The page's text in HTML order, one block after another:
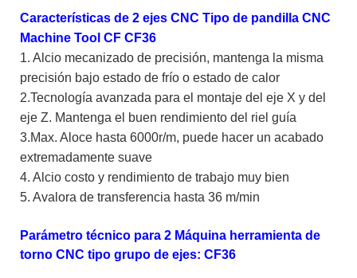
Características de 2 ejes CNC Tipo de pandilla CNC
Machine Tool CF CF36
1. Alcio mecanizado de precisión, mantenga la misma
precisión bajo estado de frío o estado de calor
2.Tecnología avanzada para el montaje del eje X y del
eje Z. Mantenga el buen rendimiento del riel guía
3.Max. Aloce hasta 6000r/m, puede hacer un acabado
extremadamente suave
4. Alcio costo y rendimiento de trabajo muy bien
5. Avalora de transferencia hasta 36 m/min
Parámetro técnico para 2 Máquina herramienta de
torno CNC tipo grupo de ejes: CF36